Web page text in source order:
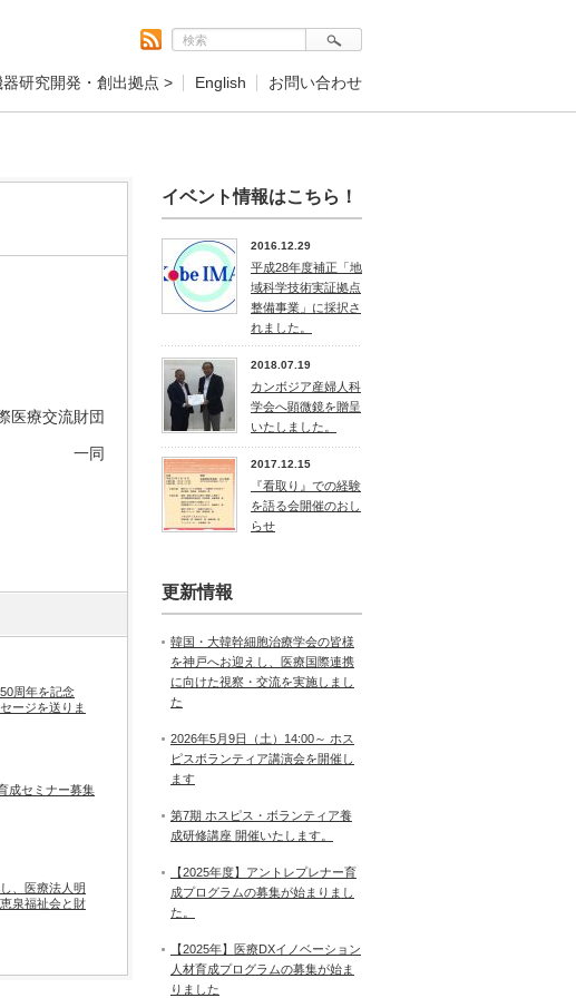
研究開発・創出拠点 > English お問い合わせ
医療交流財団
一同
周年を記念
ージを送りま
成セミナー募集
、医療法人明
泉福祉会と財
イベント情報はこちら！
2016.12.29
平成28年度補正「地
域科学技術実証拠点
整備事業」に採択さ
れました。
2018.07.19
カンボジア産婦人科
学会へ顕微鏡を贈呈
いたしました。
2017.12.15
『看取り』での経験
を語る会開催のおし
らせ
更新情報
韓国・大韓幹細胞治療学会の皆様
を神戸へお迎えし、医療国際連携
に向けた視察・交流を実施しまし
た
2026年5月9日（土）14:00～ ホス
ピスボランティア講演会を開催し
ます
第7期 ホスピス・ボランティア養
成研修講座 開催いたします。
【2025年度】アントレプレナー育
成プログラムの募集が始まりまし
た。
【2025年】医療DXイノベーション
人材育成プログラムの募集が始ま
りました